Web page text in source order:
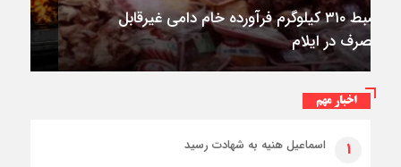
۳فوتی در واژگونی و آتش‌سوزی پژو ۴۰۵ در
کمربندی شرقی ایلام
اخبار مهم
۱ اسماعیل هنیه به شهادت رسید